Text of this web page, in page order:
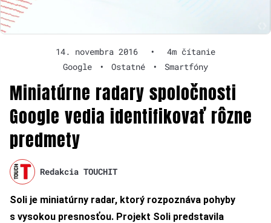
14. novembra 2016 •
4m čítanie
Google
• Ostatné • Smartfóny
Miniatúrne radary spoločnosti
Google vedia identifikovať rôzne
predmety
Redakcia TOUCHIT
Soli je miniatúrny radar, ktorý rozpoznáva pohyby
s vysokou presnosťou. Projekt Soli predstavila